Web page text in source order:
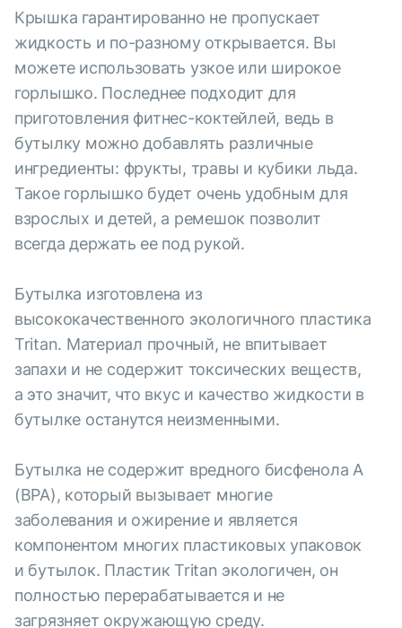
Крышка гарантированно не пропускает
жидкость и по-разному открывается. Вы
можете использовать узкое или широкое
горлышко. Последнее подходит для
приготовления фитнес-коктейлей, ведь в
бутылку можно добавлять различные
ингредиенты: фрукты, травы и кубики льда.
Такое горлышко будет очень удобным для
взрослых и детей, а ремешок позволит
всегда держать ее под рукой.
Бутылка изготовлена из
высококачественного экологичного пластика
Tritan. Материал прочный, не впитывает
запахи и не содержит токсических веществ,
а это значит, что вкус и качество жидкости в
бутылке останутся неизменными.
Бутылка не содержит вредного бисфенола А
(BPA), который вызывает многие
заболевания и ожирение и является
компонентом многих пластиковых упаковок
и бутылок. Пластик Tritan экологичен, он
полностью перерабатывается и не
загрязняет окружающую среду.